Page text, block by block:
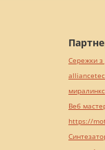
Сережки з
миралинкс
Веб
https://